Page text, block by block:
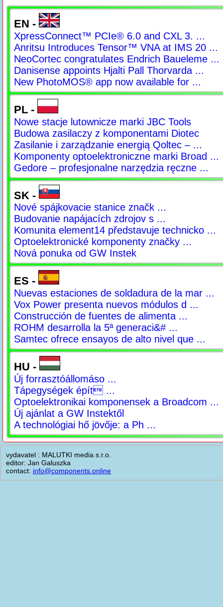
EN -
XpressConnect™ PCIe® 6.0 and CXL 3. ...
Anritsu Introduces Tensor™ VNA at IMS 20 ...
NeoCortec congratulates Endrich Baueleme ...
Danisense appoints Hjalti Pall Thorvarda ...
New PhotoMOS® app now available for ...
PL -
Nowe stacje lutownicze marki JBC Tools
Budowa zasilaczy z komponentami Diotec
Zasilanie i zarządzanie energią Qoltec – ...
Komponenty optoelektroniczne marki Broad ...
Gedore – profesjonalne narzędzia ręczne ...
SK -
Nové spájkovacie stanice značk ...
Budovanie napájacích zdrojov s ...
Komunita element14 představuje technicko ...
Optoelektronické komponenty značky ...
Nová ponuka od GW Instek
ES -
Nuevas estaciones de soldadura de la mar ...
Vox Power presenta nuevos módulos d ...
Construcción de fuentes de alimenta ...
ROHM desarrolla la 5ª generaci&# ...
Samtec ofrece ensayos de alto nivel que ...
HU -
Új forrasztóállomáso ...
Tápegységek épít ...
Optoelektronikai komponensek a Broadcom ...
Új ajánlat a GW Instektől
A technológiai hő jövője: a Ph ...
vydavatel : MALUTKI media s.r.o.
editor: Jan Galuszka
contact: info@components.online